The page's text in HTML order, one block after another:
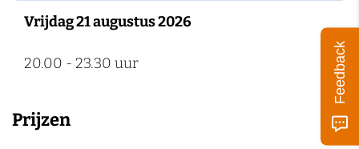
Vrijdag 21 augustus 2026
20.00 - 23.30 uur
Prijzen
Feedback